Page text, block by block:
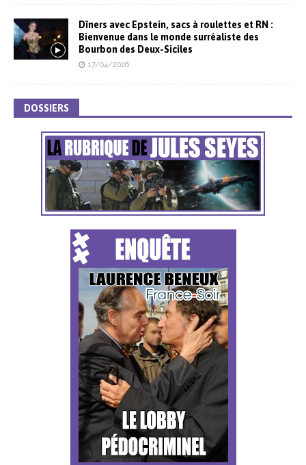
Dîners avec Epstein, sacs à roulettes et RN :
Bienvenue dans le monde surréaliste des
Bourbon des Deux-Siciles
17/04/2026
DOSSIERS